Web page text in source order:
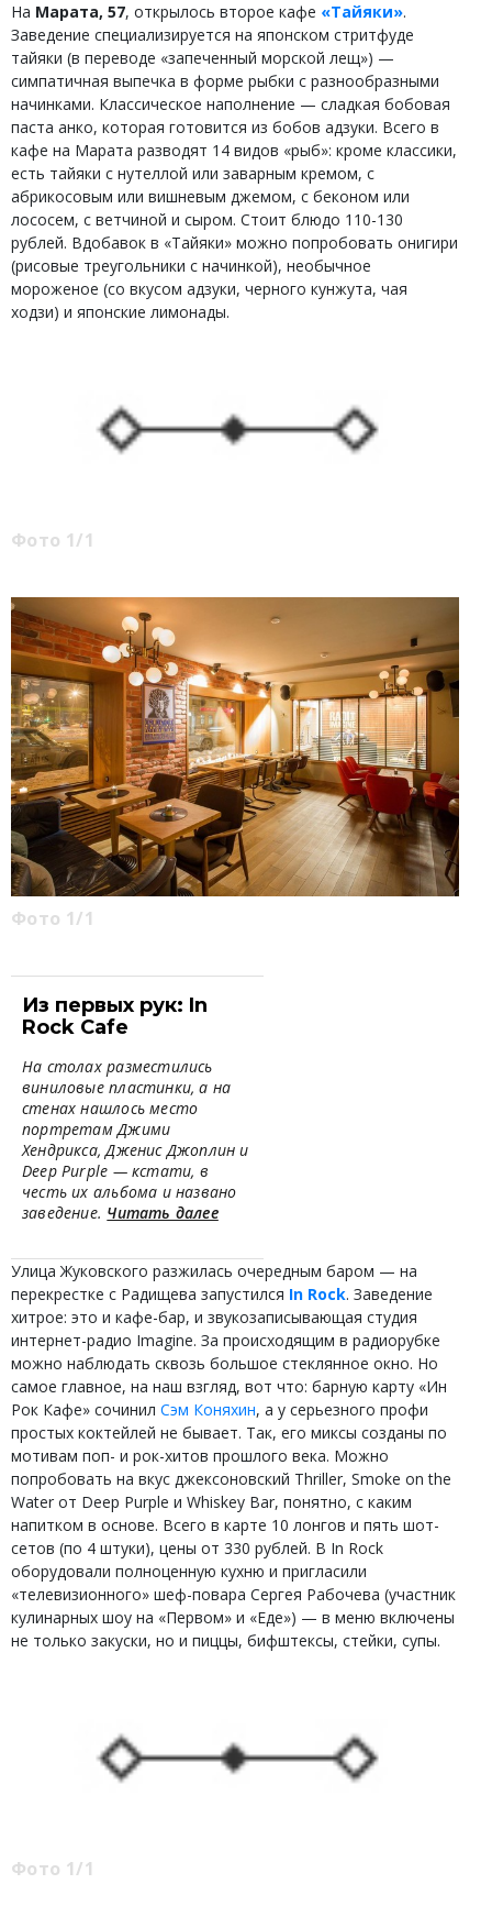
На Марата, 57, открылось второе кафе «Тайяки».
Заведение специализируется на японском стритфуде
тайяки (в переводе «запеченный морской лещ») —
симпатичная выпечка в форме рыбки с разнообразными
начинками. Классическое наполнение — сладкая бобовая
паста анко, которая готовится из бобов адзуки. Всего в
кафе на Марата разводят 14 видов «рыб»: кроме классики,
есть тайяки с нутеллой или заварным кремом, с
абрикосовым или вишневым джемом, с беконом или
лососем, с ветчиной и сыром. Стоит блюдо 110-130
рублей. Вдобавок в «Тайяки» можно попробовать онигири
(рисовые треугольники с начинкой), необычное
мороженое (со вкусом адзуки, черного кунжута, чая
ходзи) и японские лимонады.
Фото 1/1
Фото 1/1
Из первых рук: In
Rock Cafe
На столах разместились
виниловые пластинки, а на
стенах нашлось место
портретам Джими
Хендрикса, Дженис Джоплин и
Deep Purple — кстати, в
честь их альбома и названо
заведение. Читать далее
Улица Жуковского разжилась очередным баром — на
перекрестке с Радищева запустился In Rock. Заведение
хитрое: это и кафе-бар, и звукозаписывающая студия
интернет-радио Imagine. За происходящим в радиорубке
можно наблюдать сквозь большое стеклянное окно. Но
самое главное, на наш взгляд, вот что: барную карту «Ин
Рок Кафе» сочинил Сэм Коняхин, а у серьезного профи
простых коктейлей не бывает. Так, его миксы созданы по
мотивам поп- и рок-хитов прошлого века. Можно
попробовать на вкус джексоновский Thriller, Smoke on the
Water от Deep Purple и Whiskey Bar, понятно, с каким
напитком в основе. Всего в карте 10 лонгов и пять шот-
сетов (по 4 штуки), цены от 330 рублей. В In Rock
оборудовали полноценную кухню и пригласили
«телевизионного» шеф-повара Сергея Рабочева (участник
кулинарных шоу на «Первом» и «Еде») — в меню включены
не только закуски, но и пиццы, бифштексы, стейки, супы.
Фото 1/1